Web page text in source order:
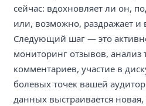
сейчас: вдохновляет ли он,
или, возможно, раздражает и
Следующий шаг — это
мониторинг отзывов, анализ
комментариев, участие в
болевых точек вашей
данных выстраивается